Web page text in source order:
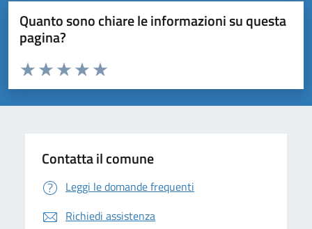
Quanto sono chiare le informazioni su questa
pagina?
Domanda
Valuta da 1 a 5 stelle la pagina
Valuta 5 stelle su 5
Valuta 4 stelle su 5
Valuta 3 stelle su 5
Valuta 2 stelle su 5
Valuta 1 stelle su 5
Contatta il comune
Leggi le domande frequenti
Richiedi assistenza